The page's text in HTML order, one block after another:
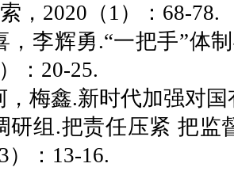
，2020（1）：68-78.
，李辉勇.“一把手”
：20-25.
，梅鑫.新时代加强对
研组.把责任压紧 把
）：13-16.